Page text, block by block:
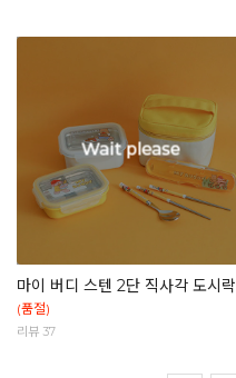
마이 버디 스텐 2단 직사각 도시락
(품절)
리뷰 37